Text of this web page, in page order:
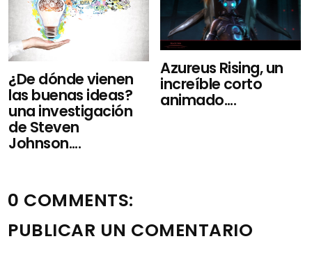
¿De dónde vienen
las buenas ideas?
una investigación
de Steven
Johnson....
Azureus Rising, un
increíble corto
animado....
0 COMMENTS:
PUBLICAR UN COMENTARIO